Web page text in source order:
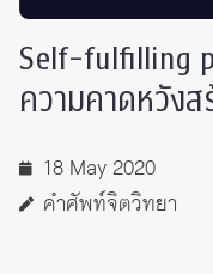
Self-fulfilling
ความคาดหวังส
18 May 2020
คำศัพท์จิตวิทยา